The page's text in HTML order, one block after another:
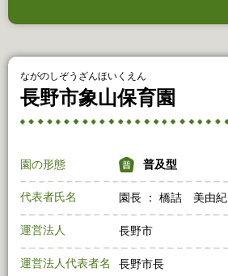
ながのしぞうざんほいくえん
長野市象山保育園
園の形態 普及型
代表者氏名 園長 ： 橋詰 美由紀
運営法人 長野市
運営法人代表者名 長野市長